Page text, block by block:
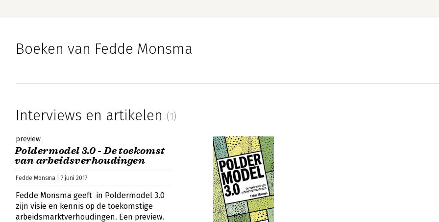
Boeken van Fedde Monsma
Interviews en artikelen (1)
preview
Poldermodel 3.0 - De toekomst
van arbeidsverhoudingen
Fedde Monsma | 7 juni 2017
Fedde Monsma geeft in Poldermodel 3.0
zijn visie en kennis op de toekomstige
arbeidsmarktverhoudingen. Een preview.